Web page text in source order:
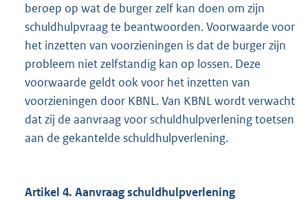
beroep op wat de burger zelf kan doen om zijn
schuldhulpvraag te beantwoorden. Voorwaarde voor
het inzetten van voorzieningen is dat de burger zijn
probleem niet zelfstandig kan op lossen. Deze
voorwaarde geldt ook voor het inzetten van
voorzieningen door KBNL. Van KBNL wordt verwacht
dat zij de aanvraag voor schuldhulpverlening toetsen
aan de gekantelde schuldhulpverlening.
Artikel 4. Aanvraag schuldhulpverlening